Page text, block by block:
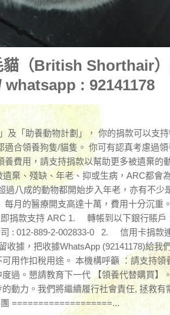
貓（British Shorthair
whatsapp : 92141178
「助養動物計劃」， 你的捐款可以支持
適合領養狗隻/貓隻。 你可有認真考慮過
養費用，請支持捐款以幫助更多被遺棄的
棄、殘缺、年老、抑或生病，ARC都會
過八成的動物都開始步入年老，亦有不少
每月的醫療開支高達十萬，費用十分沉重
捐款支持 ARC 1. 轉帳到以下銀行賬戶
: 012-889-2-002833-0 2. 信用卡捐款
據，把收據WhatsApp (92141178)給我
用作扣稅用途。 本機構呼籲 ：請支持
過。懇請教育下一代 【領養代替購買】
動力。我們將繼續履行社會責任, 拯救有
===================...